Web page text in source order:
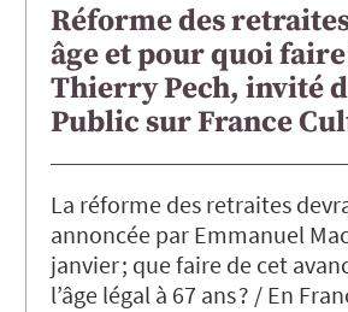
Réforme des
âge et pour quoi faire
Thierry Pech, invité
Public sur France
La réforme des retraites
annoncée par Emmanuel
janvier ; que faire de cet
l’âge légal à 67 ans ? / En